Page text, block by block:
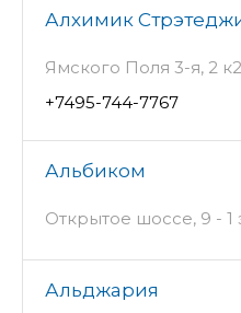
Алхимик
Ямского Поля 3-я, 2
+7495-744-7767
Альбиком
Открытое шоссе, 9 -
Альджария